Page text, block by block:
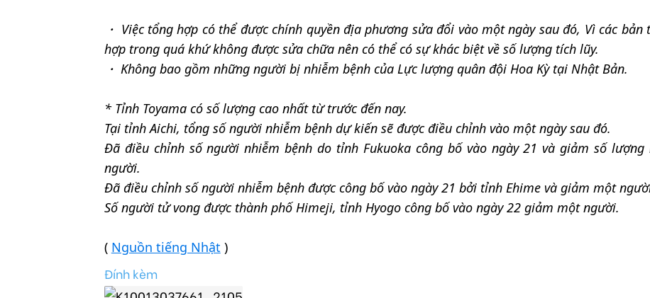
・ Việc tổng hợp có thể được chính quyền địa phương sửa đổi vào một ngày sau đó, Vì các bản
hợp trong quá khứ không được sửa chữa nên có thể có sự khác biệt về số lượng tích lũy.
・ Không bao gồm những người bị nhiễm bệnh của Lực lượng quân đội Hoa Kỳ tại Nhật Bản.
* Tỉnh Toyama có số lượng cao nhất từ trước đến nay.
Tại tỉnh Aichi, tổng số người nhiễm bệnh dự kiến sẽ được điều chỉnh vào một ngày sau đó.
Đã điều chỉnh số người nhiễm bệnh do tỉnh Fukuoka công bố vào ngày 21 và giảm số lượng
người.
Đã điều chỉnh số người nhiễm bệnh được công bố vào ngày 21 bởi tỉnh Ehime và giảm một
Số người tử vong được thành phố Himeji, tỉnh Hyogo công bố vào ngày 22 giảm một người.
( Nguồn tiếng Nhật )
Đính kèm